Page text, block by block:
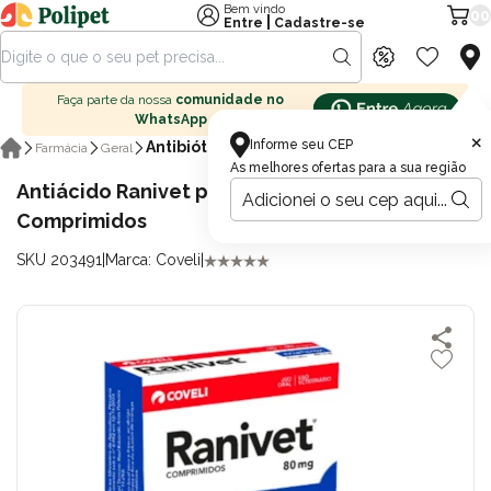
Informe seu CEP
As melhores ofertas para a sua região
×
Bem vindo
Entre
Cadastre-se
Faça parte da nossa comunidade no
WhatsApp
Farmácia
Geral Antibióticos
Antiácido Ranivet para Cães com 12
Comprimidos
SKU 203491 Marca: Coveli